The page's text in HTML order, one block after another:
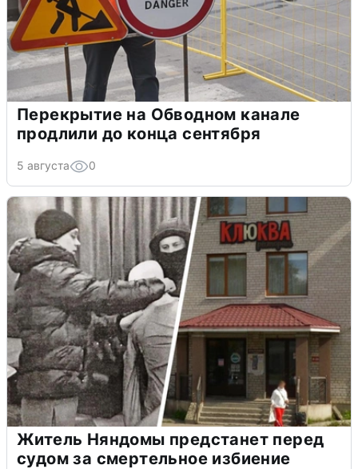
Перекрытие на Обводном канале
продлили до конца сентября
5 августа 0
Житель Няндомы предстанет перед
судом за смертельное избиение